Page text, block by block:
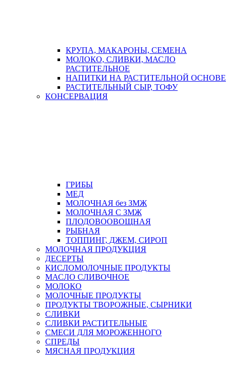
КРУПА, МАКАРОНЫ, СЕМЕНА
МОЛОКО, СЛИВКИ, МАСЛО
РАСТИТЕЛЬНОЕ
НАПИТКИ НА РАСТИТЕЛЬНОЙ ОСНОВЕ
РАСТИТЕЛЬНЫЙ СЫР, ТОФУ
КОНСЕРВАЦИЯ
ГРИБЫ
МЕД
МОЛОЧНАЯ без ЗМЖ
МОЛОЧНАЯ С ЗМЖ
ПЛОДОВООВОЩНАЯ
РЫБНАЯ
ТОППИНГ, ДЖЕМ, СИРОП
МОЛОЧНАЯ ПРОДУКЦИЯ
ДЕСЕРТЫ
КИСЛОМОЛОЧНЫЕ ПРОДУКТЫ
МАСЛО СЛИВОЧНОЕ
МОЛОКО
МОЛОЧНЫЕ ПРОДУКТЫ
ПРОДУКТЫ ТВОРОЖНЫЕ, СЫРНИКИ
СЛИВКИ
СЛИВКИ РАСТИТЕЛЬНЫЕ
СМЕСИ ДЛЯ МОРОЖЕННОГО
СПРЕДЫ
МЯСНАЯ ПРОДУКЦИЯ